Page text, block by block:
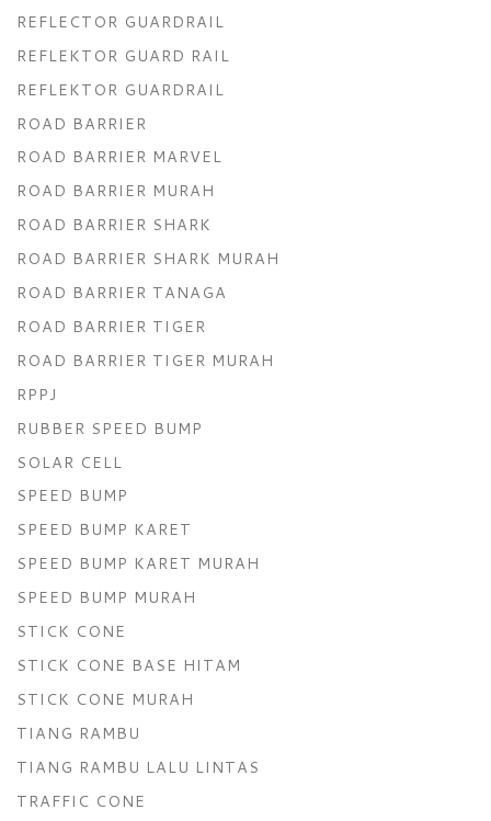
REFLECTOR GUARDRAIL
REFLEKTOR GUARD RAIL
REFLEKTOR GUARDRAIL
ROAD BARRIER
ROAD BARRIER MARVEL
ROAD BARRIER MURAH
ROAD BARRIER SHARK
ROAD BARRIER SHARK MURAH
ROAD BARRIER TANAGA
ROAD BARRIER TIGER
ROAD BARRIER TIGER MURAH
RPPJ
RUBBER SPEED BUMP
SOLAR CELL
SPEED BUMP
SPEED BUMP KARET
SPEED BUMP KARET MURAH
SPEED BUMP MURAH
STICK CONE
STICK CONE BASE HITAM
STICK CONE MURAH
TIANG RAMBU
TIANG RAMBU LALU LINTAS
TRAFFIC CONE